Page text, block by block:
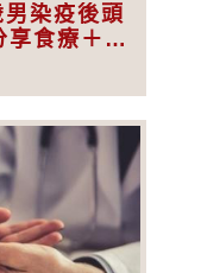
染疫後頭
食療＋穴